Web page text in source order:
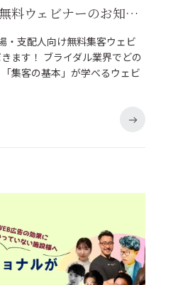
9月開催ブライダル無料ウェビナーのお知らせ~生き残るために集客を止めてはいけない~
・支配人向け無料集客ウェビ
ます！ ブライダル業界でどの
集客の基本」が学べるウェビ